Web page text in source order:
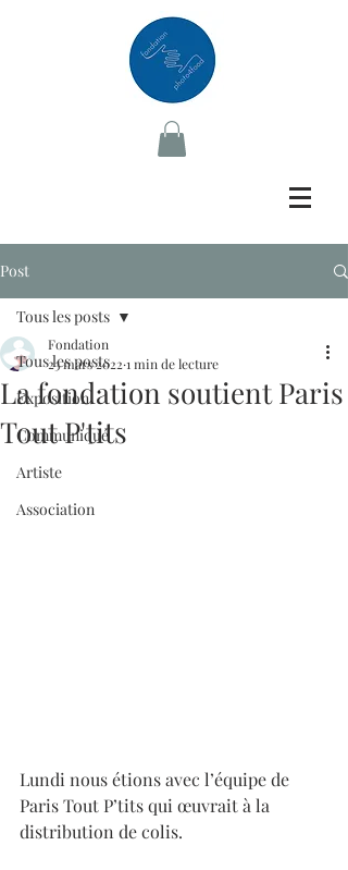
Post
Tous les posts
Exposition
Communiqué
Artiste
Association
Tous les posts
La fondation soutient Paris
Tout P'tits
Fondation
23 mars 20221 min de lecture
Lundi nous étions avec l’équipe de
Paris Tout P’tits qui œuvrait à la
distribution de colis.